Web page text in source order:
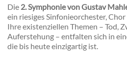
Die 2. Symphonie von Gustav
ein riesiges Sinfonieorchester,
Ihre existenziellen Themen – Tod,
Auferstehung – entfalten sich in
die bis heute einzigartig ist.